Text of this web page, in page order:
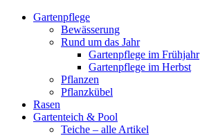
Gartenpflege
Bewässerung
Rund um das Jahr
Gartenpflege im Frühjahr
Gartenpflege im Herbst
Pflanzen
Pflanzkübel
Rasen
Gartenteich & Pool
Teiche – alle Artikel